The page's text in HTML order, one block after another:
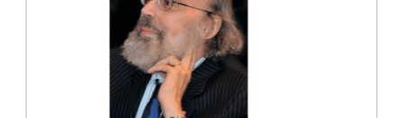
AUTRES PRODUITS